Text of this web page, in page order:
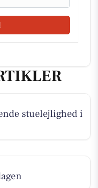
stuelejlighed i